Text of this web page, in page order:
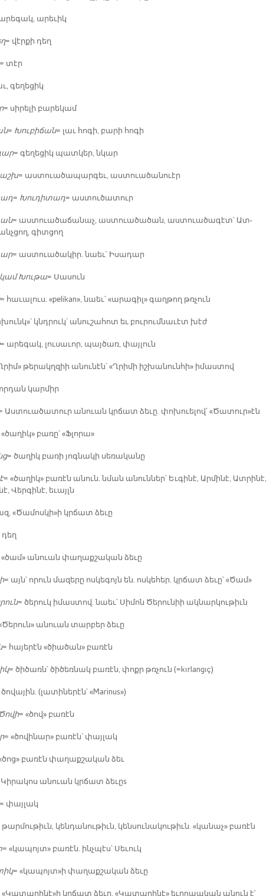
ա­րե­ւիկ
= վէր­քի դեղ
= տէր
գե­ղե­ցիկ
= սի­րե­լի բա­րե­կամ
= Խու­բի­ճան= լաւ հո­գի, բա­րի հո­գի
= գե­ղե­ցիկ պատ­կեր, նկար
= աս­տուա­ծա­պար­գեւ, աս­տուա­ծա­նուէր
= Խու­դի­տադ= աս­տու­ծա­տուր
= աս­տուա­ծա­ճա­նաչ, աս­տուա­ծա­ծան, աս­տուա­ծա­գէտ՝ Ատ­
գիտ­ցող
= աս­տուա­ծա­կիր. նաեւ՝ Ի­սա­դար
Խու­թա= Սա­սուն
= հա­ւա­լուս. «pelikan», նաեւ՝ «ա­րա­գիլ» գաղ­թող թռչուն
կնդ­րուկ՝ ա­նու­շա­հոտ եւ բու­րում­նա­ւէտ խէժ
= ա­րե­գակ, լու­սա­ւոր, պայ­ծառ, փայ­լուն
թե­րակղ­զիի ա­նու­նէն՝ «Ղրի­մի իշ­խա­նուն­հի» ի­մաս­տով
կար­միր
Աս­տուա­ծա­տուր ա­նուան կրճատ ձե­ւը. փո­խուե­լով՝ «Ծա­տուր»էն
«ծա­ղիկ» բա­ռը՝ «Ֆլո­րա»
= ծա­ղիկ բա­ռի յոգ­նա­կի սե­ռա­կա­նը
= «ծա­ղիկ» բա­ռէն ա­նուն. նման ա­նուն­ներ՝ Եւ­գի­նէ, Ար­մի­նէ, Ատ­րի­նէ,
Վեր­գի­նէ, ե­ւայլն
«Ծա­մոս­կի»ի կրճատ ձե­ւը
դեղ
«ծամ» ա­նուան փա­ղաք­շա­կան ձե­ւը
= այն՝ ո­րուն մա­զե­րը ոս­կե­գոյն են. ոս­կե­հեր. կրճատ ձե­ւը՝ «Ծամ»
= ծե­րուկ ի­մաս­տով. նաեւ՝ Սի­մոն Ծե­րու­նիի ակ­նար­կու­թիւն
ա­նուան տար­բեր ձե­ւը
= հա­յե­րէն «ծիա­ծան» բա­ռէն
= ծի­ծառն՝ ծի­ծեռ­նակ բա­ռէն, փոքր թռչուն (=kırlangıç)
ծո­վա­յին. (լա­տի­նե­րէն՝ «Marinus»)
Ծո­վի= «ծով» բա­ռէն
= «ծո­վի­նար» բա­ռէն՝ փայ­լակ
բա­ռէն փա­ղաք­շա­կան ձեւ
Կի­րա­կոս ա­նուան կրճատ ձե­ւըs
= փայ­լակ
թար­մու­թիւն, կեն­դա­նու­թիւն, կեն­սու­նա­կու­թիւն. «կա­նաչ» բա­ռէն
= «կա­պոյտ» բա­ռէն. ինչ­պէս՝ Սե­ւուկ
= «կա­պոյտ»ի փա­ղաք­շա­կան ձե­ւը
«Կա­տա­րի­նէ»ի կրճատ ձե­ւը. «Կա­տա­րի­նէ» եւ­րո­պա­կան ա­նուն է՝